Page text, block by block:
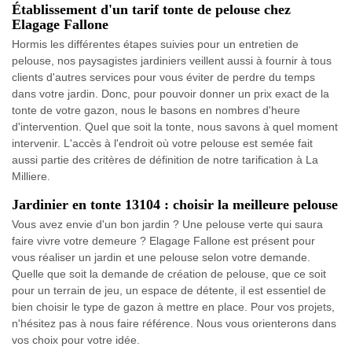
Établissement d'un tarif tonte de pelouse chez
Elagage Fallone
Hormis les différentes étapes suivies pour un entretien de
pelouse, nos paysagistes jardiniers veillent aussi à fournir à tous
clients d'autres services pour vous éviter de perdre du temps
dans votre jardin. Donc, pour pouvoir donner un prix exact de la
tonte de votre gazon, nous le basons en nombres d'heure
d'intervention. Quel que soit la tonte, nous savons à quel moment
intervenir. L'accès à l'endroit où votre pelouse est semée fait
aussi partie des critères de définition de notre tarification à La
Milliere.
Jardinier en tonte 13104 : choisir la meilleure pelouse
Vous avez envie d'un bon jardin ? Une pelouse verte qui saura
faire vivre votre demeure ? Elagage Fallone est présent pour
vous réaliser un jardin et une pelouse selon votre demande.
Quelle que soit la demande de création de pelouse, que ce soit
pour un terrain de jeu, un espace de détente, il est essentiel de
bien choisir le type de gazon à mettre en place. Pour vos projets,
n'hésitez pas à nous faire référence. Nous vous orienterons dans
vos choix pour votre idée.